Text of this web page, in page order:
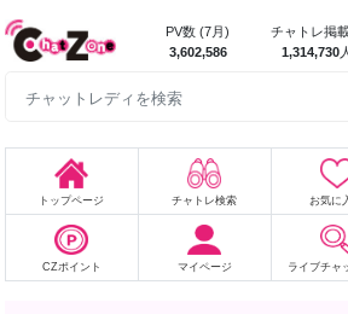
PV数 (7月)
3,602,586
チャトレ掲
1,314,730 人
トップページ チャトレ検索 お気に
CZポイント マイページ ライブチャ